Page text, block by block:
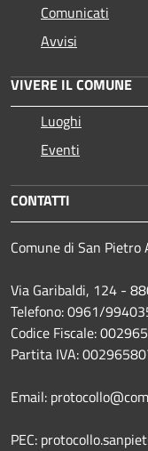
Comunicati
Avvisi
VIVERE IL COMUNE
Luoghi
Eventi
CONTATTI
Comune di San Pietro
Via Garibaldi, 124 -
Telefono: 0961/
Codice Fiscale:
Partita IVA:
Email:
PEC: